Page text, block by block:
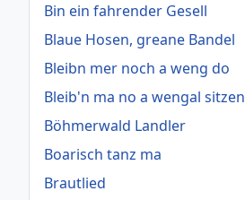
Bin ein fahrender Gesell
Blaue Hosen, greane Bandel
Bleibn mer noch a weng do
Bleib'n ma no a wengal sitzen
Böhmerwald Landler
Boarisch tanz ma
Brautlied